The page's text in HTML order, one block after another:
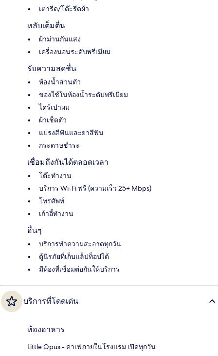
เตารีด/โต๊ะรีดผ้า
หลับเต็มตื่น
ผ้าม่านกันแสง
เครื่องนอนระดับพรีเมียม
รับความสดชื่น
ห้องน้ำส่วนตัว
ของใช้ในห้องน้ำระดับพรีเมียม
ไดร์เป่าผม
ผ้าเช็ดตัว
แปรงสีฟันและยาสีฟัน
กระดาษชำระ
เชื่อมถึงกันได้ตลอดเวลา
โต๊ะทำงาน
บริการ Wi-Fi ฟรี (ความเร็ว 25+ Mbps)
โทรศัพท์
เก้าอี้ทำงาน
อื่นๆ
บริการทำความสะอาดทุกวัน
ตู้นิรภัยที่เก็บแล็ปท็อปได้
มีห้องที่เชื่อมต่อกันให้บริการ
บริการที่โดดเด่น
ห้องอาหาร
Little Opus - คาเฟ่ภายในโรงแรม เปิดทุกวัน